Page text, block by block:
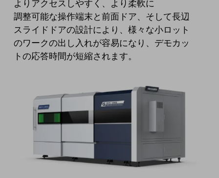
よりアクセスしやすく、より柔軟に
調整可能な操作端末と前面ドア、そして長辺
スライドドアの設計により、様々な小ロット
のワークの出し入れが容易になり、デモカッ
トの応答時間が短縮されます。